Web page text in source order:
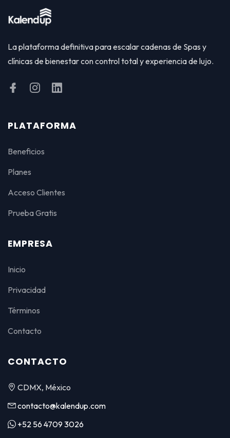
La plataforma definitiva para escalar cadenas de Spas y
clínicas de bienestar con control total y experiencia de lujo.
PLATAFORMA
Beneficios
Planes
Acceso Clientes
Prueba Gratis
EMPRESA
Inicio
Privacidad
Términos
Contacto
CONTACTO
CDMX, México
contacto@kalendup.com
+52 56 4709 3026